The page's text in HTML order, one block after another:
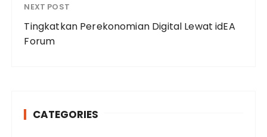
NEXT POST
Tingkatkan Perekonomian Digital Lewat idEA
Forum
CATEGORIES